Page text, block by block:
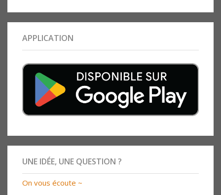
APPLICATION
UNE IDÉE, UNE QUESTION ?
On vous écoute ~